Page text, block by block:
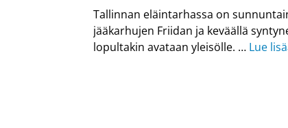
Tallinnan eläintarhassa on
jääkarhujen Friidan ja keväällä
lopultakin avataan yleisölle. … Lue